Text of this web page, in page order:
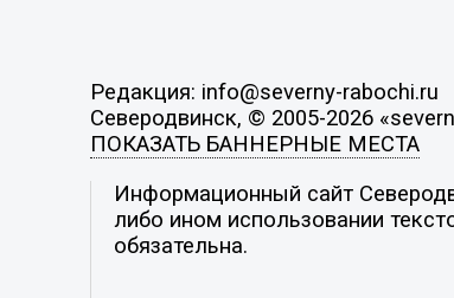
Редакция: info@severny-rabochi.ru
Северодвинск, © 2005-2026
ПОКАЗАТЬ БАННЕРНЫЕ МЕСТА
Информационный сайт
либо ином использовании
обязательна.